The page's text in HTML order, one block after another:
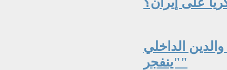
٣ تريليونات والدين الداخلي
"ينفجر"